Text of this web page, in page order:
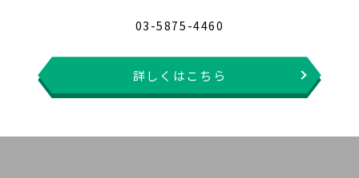
03-5875-4460
詳しくはこちら